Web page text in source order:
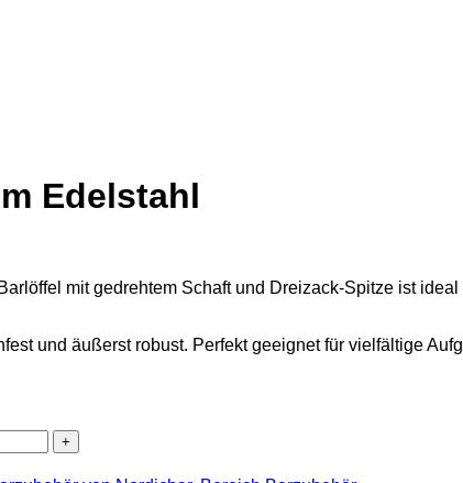
Edelstahl
mit gedrehtem Schaft und Dreizack-Spitze ist
und äußerst robust. Perfekt geeignet für vielfältige